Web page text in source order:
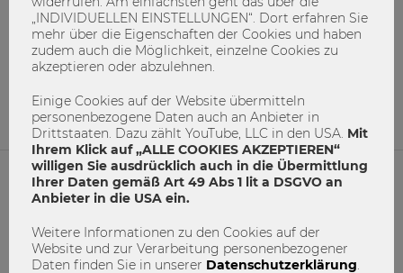
der offenen Tür?
Bachelor Tag der offenen Tür Welcome to WU
NETIQUETTE
IMPRESSUM
MACH MIT!
„INDIVIDUELLEN EINSTELLUNGEN“. Dort erfahren Sie
mehr über die Eigenschaften der Cookies und haben
zudem auch die Möglichkeit, einzelne Cookies zu
akzeptieren oder abzulehnen.
Einige Cookies auf der Website übermitteln
personenbezogene Daten auch an Anbieter in
Drittstaaten. Dazu zählt YouTube, LLC in den USA. Mit
Ihrem Klick auf „ALLE COOKIES AKZEPTIEREN“
willigen Sie ausdrücklich auch in die Übermittlung
Ihrer Daten gemäß Art 49 Abs 1 lit a DSGVO an
Anbieter in die USA ein.
Weitere Informationen zu den Cookies auf der
Website und zur Verarbeitung personenbezogener
Daten finden Sie in unserer Datenschutzerklärung